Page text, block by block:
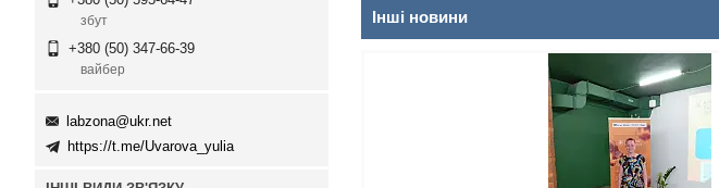
Інші новини
збут
+380 (50) 347-66-39
вайбер
labzona@ukr.net
https://t.me/Uvarova_yulia